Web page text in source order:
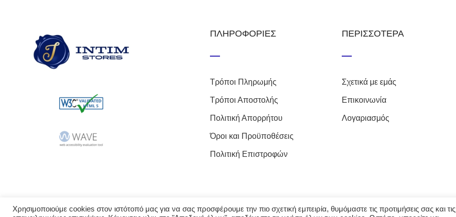
ΠΛΗΡΟΦΟΡΙΕΣ
Τρόποι Πληρωμής
Τρόποι Αποστολής
Πολιτική Απορρήτου
Όροι και Προϋποθέσεις
Πολιτική Επιστροφών
ΠΕΡΙΣΣΟΤΕΡΑ
Σχετικά με εμάς
Επικοινωνία
Λογαριασμός
Χρησιμοποιούμε cookies στον ιστότοπό μας για να σας προσφέρουμε την πιο σχετική εμπειρία, θυμόμαστε τις προτιμήσεις σας και τις